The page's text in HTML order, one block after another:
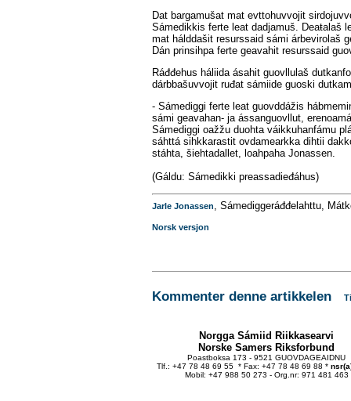
Dat bargamušat mat evttohuvvojit
Sámedikkis ferte leat dadjamuš. Deaŧalaš
mat hálddašit resurssaid sámi árbevirolaš
Dán prinsihpa ferte geavahit resurssaid
Ráđđehus háliida ásahit guovllulaš
dárbbašuvvojit ruđat sámiide guoski
- Sámediggi ferte leat guovddážis
sámi geavahan- ja ássanguovllut,
Sámediggi oažžu duohta váikkuhanfámu
sáhttá sihkkarastit ovdamearkka dihtii
stáhta, šiehtadallet, loahpaha Jonassen.
(Gáldu: Sámedikki preassadieđáhus)
Jarle Jonassen, Sámediggeráđđelahttu,
Norsk versjon
Kommenter denne artikkelen
Norgga Sámiid Riikkasearvi
Norske Samers Riksforbund
Poastboksa 173 - 9521 GUOVDAGEAIDNU
Tlf.: +47 78 48 69 55 * Fax: +47 78 48 69 88 *
Mobil: +47 988 50 273 - Org.nr: 971 481 463